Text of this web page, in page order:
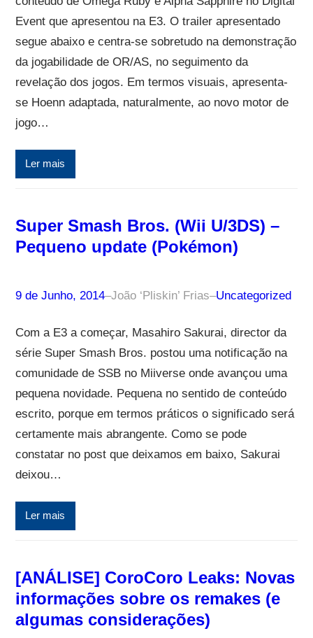
Event que apresentou na E3. O trailer apresentado
segue abaixo e centra-se sobretudo na demonstração
da jogabilidade de OR/AS, no seguimento da
revelação dos jogos. Em termos visuais, apresenta-
se Hoenn adaptada, naturalmente, ao novo motor de
jogo…
Ler mais
Super Smash Bros. (Wii U/3DS) –
Pequeno update (Pokémon)
9 de Junho, 2014–João ‘Pliskin’ Frias–Uncategorized
Com a E3 a começar, Masahiro Sakurai, director da
série Super Smash Bros. postou uma notificação na
comunidade de SSB no Miiverse onde avançou uma
pequena novidade. Pequena no sentido de conteúdo
escrito, porque em termos práticos o significado será
certamente mais abrangente. Como se pode
constatar no post que deixamos em baixo, Sakurai
deixou…
Ler mais
[ANÁLISE] CoroCoro Leaks: Novas
informações sobre os remakes (e
algumas considerações)